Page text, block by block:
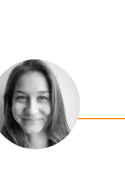
connaissance des concours et
des IEP, Ludovic est chargé
Po Grenoble et de mener
pour vous préparer au